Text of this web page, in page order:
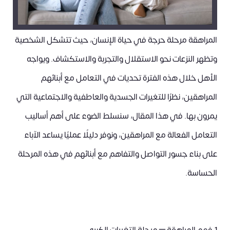
المراهقة مرحلة حرجة في حياة الإنسان، حيث تتشكل الشخصية
وتظهر النزعات نحو الاستقلال والتجربة والاستكشاف. ويواجه
الأهل خلال هذه الفترة تحديات في التعامل مع أبنائهم
المراهقين، نظرًا للتغيرات الجسدية والعاطفية والاجتماعية التي
يمرون بها. في هذا المقال، سنسلط الضوء على أهم أساليب
التعامل الفعالة مع المراهقين، ونوفر دليلًا عمليًا يساعد الآباء
على بناء جسور التواصل والتفاهم مع أبنائهم في هذه المرحلة
الحساسة.